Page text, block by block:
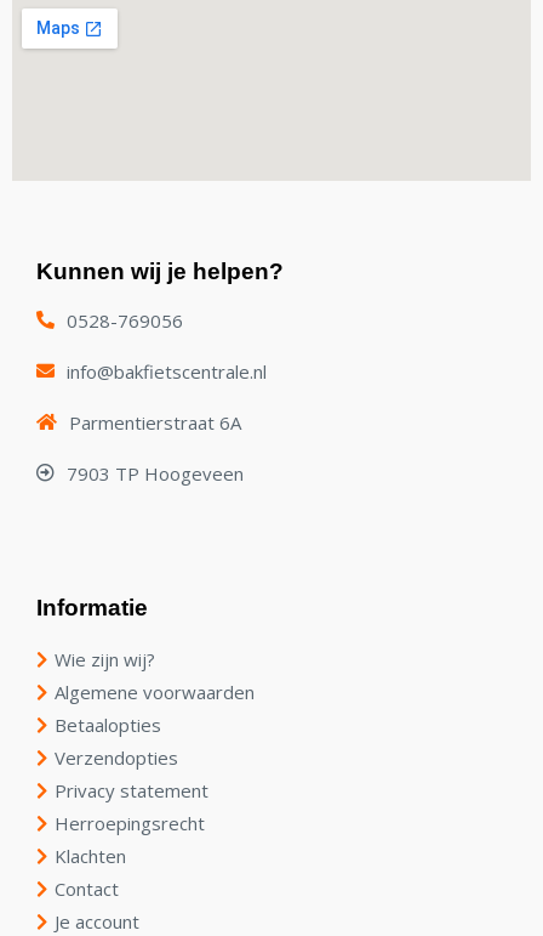
Kunnen wij je helpen?
0528-769056
info@bakfietscentrale.nl
Parmentierstraat 6A
7903 TP Hoogeveen
Informatie
Wie zijn wij?
Algemene voorwaarden
Betaalopties
Verzendopties
Privacy statement
Herroepingsrecht
Klachten
Contact
Je account